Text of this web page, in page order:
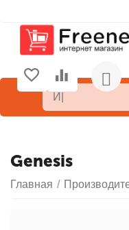
Genesis
Главная /